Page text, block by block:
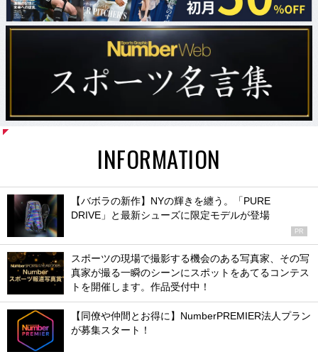
INFORMATION
【バボラの新作】NYの輝きを纏う。「PURE
DRIVE」と最新シューズに限定モデルが登場
PR
スポーツの現場で撮影する機会のある写真家、その写
真家が撮る一瞬のシーンにスポットをあてるコンテス
トを開催します。作品受付中！
【同僚や仲間とお得に】NumberPREMIER法人プラン
が募集スタート！